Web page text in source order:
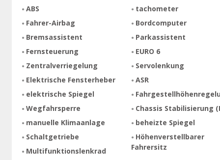
ABS
Fahrer-Airbag
Bremsassistent
Fernsteuerung
Zentralverriegelung
Elektrische Fensterheber
elektrische Spiegel
Wegfahrsperre
manuelle Klimaanlage
Schaltgetriebe
Multifunktionslenkrad
tachometer
Bordcomputer
Parkassistent
EURO 6
Servolenkung
ASR
Chassis Stabilisierung
beheizte Spiegel
Höhenverstellbarer
Fahrersitz